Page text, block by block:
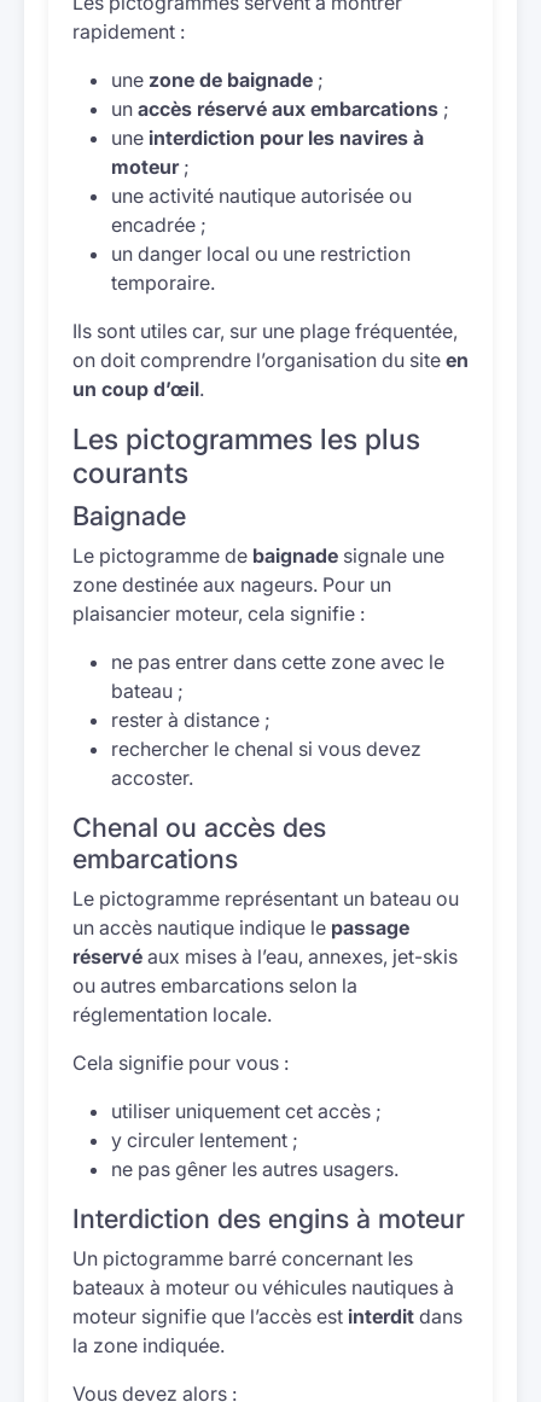
rapidement :
une zone de baignade ;
un accès réservé aux embarcations ;
une interdiction pour les navires à
moteur;
une activité nautique autorisée ou
encadrée ;
un danger local ou une restriction
temporaire.
Ils sont utiles car, sur une plage fréquentée,
on doit comprendre l’organisation du site en
un coup d’œil.
Les pictogrammes les plus
courants
Baignade
Le pictogramme de baignade signale une
zone destinée aux nageurs. Pour un
plaisancier moteur, cela signifie :
ne pas entrer dans cette zone avec le
bateau ;
rester à distance ;
rechercher le chenal si vous devez
accoster.
Chenal ou accès des
embarcations
Le pictogramme représentant un bateau ou
un accès nautique indique le passage
réservé aux mises à l’eau, annexes, jet-skis
ou autres embarcations selon la
réglementation locale.
Cela signifie pour vous :
utiliser uniquement cet accès ;
y circuler lentement ;
ne pas gêner les autres usagers.
Interdiction des engins à moteur
Un pictogramme barré concernant les
bateaux à moteur ou véhicules nautiques à
moteur signifie que l’accès est interdit dans
la zone indiquée.
Vous devez alors :